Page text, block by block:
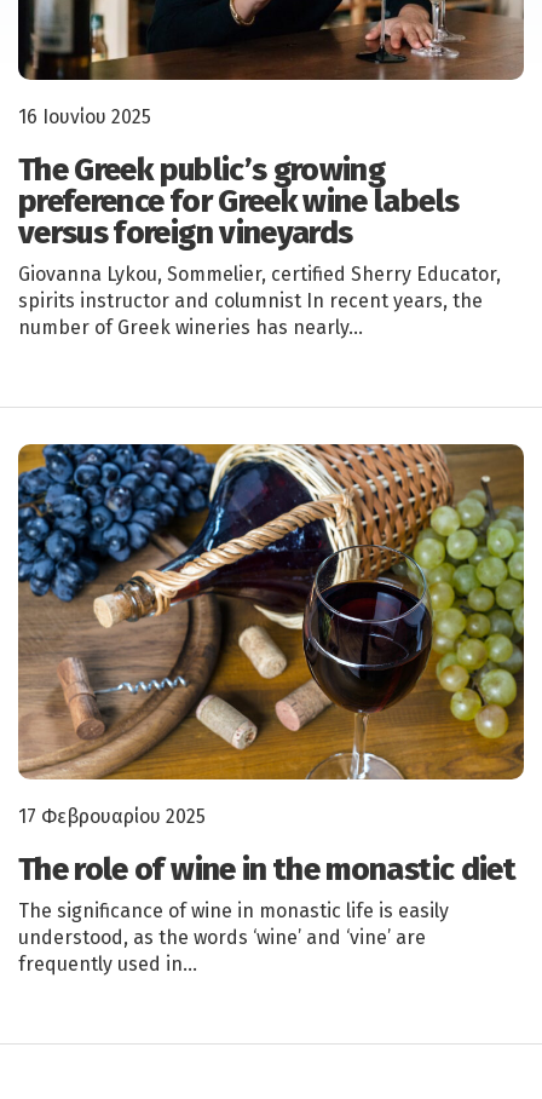
16 Ιουνίου 2025
The Greek public’s growing
preference for Greek wine labels
versus foreign vineyards
Giovanna Lykou, Sommelier, certified Sherry Educator,
spirits instructor and columnist In recent years, the
number of Greek wineries has nearly…
17 Φεβρουαρίου 2025
The role of wine in the monastic diet
The significance of wine in monastic life is easily
understood, as the words ‘wine’ and ‘vine’ are
frequently used in…